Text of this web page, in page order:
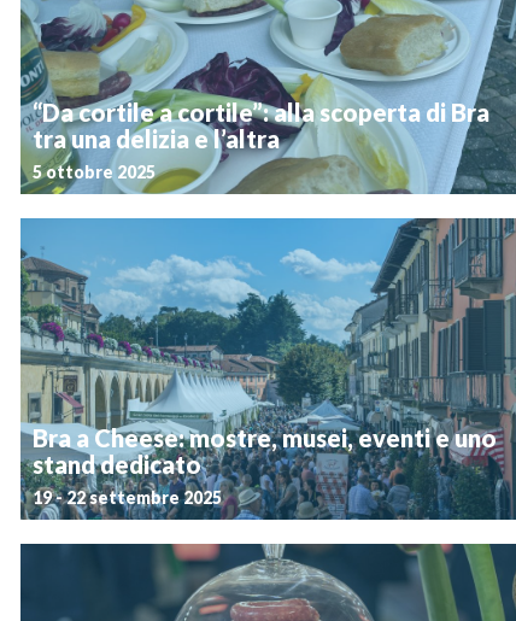
Emanuele II, che per l’occasione si trasformerà nella ”Via del
Vignaiolo”. I protagonisti saranno i vignaioli indipendenti delle
delegazioni FIVI Langhe e FIVI Roero. Cos’è il Sabato del […]
eventi 2026
“Da cortile a cortile”: alla scoperta di Bra
tra una delizia e l’altra
5 ottobre 2025
Postato il 26 settembre 2025
Torna l’appuntamento simbolo dell’autunno braidese: “Da
cortile a cortile”, il tradizionale tour enogastronomico suddiviso
in tappe che porta i partecipanti alla scoperta delle bellezze della
città. In questo 2025 l’appuntamento è fissato per domenica 5
ottobre con partenza in due possibili orari, alle 12 e […]
Da Cortile a Cortile
Bra a Cheese: mostre, musei, eventi e uno
stand dedicato
19 - 22 settembre 2025
Postato il 11 settembre 2025